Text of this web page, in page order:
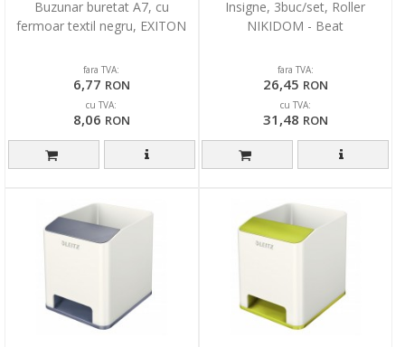
Buzunar buretat A7, cu
fermoar textil negru, EXITON
fara TVA:
6,77 RON
cu TVA:
8,06 RON
Insigne, 3buc/set, Roller
NIKIDOM - Beat
fara TVA:
26,45 RON
cu TVA:
31,48 RON